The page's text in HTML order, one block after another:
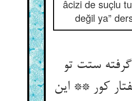
âcizi de suçlu
değil ya”
ستت تو
کور ** این